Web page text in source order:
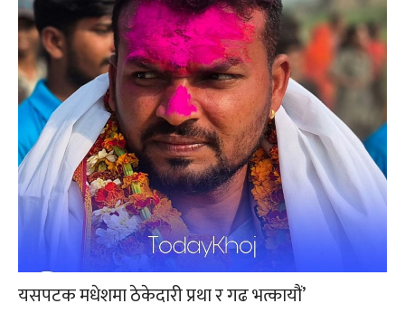
यसपटक मधेशमा ठेकेदारी प्रथा र गढ भत्कायौं’